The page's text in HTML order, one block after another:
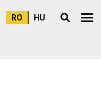
RO HU Meniu